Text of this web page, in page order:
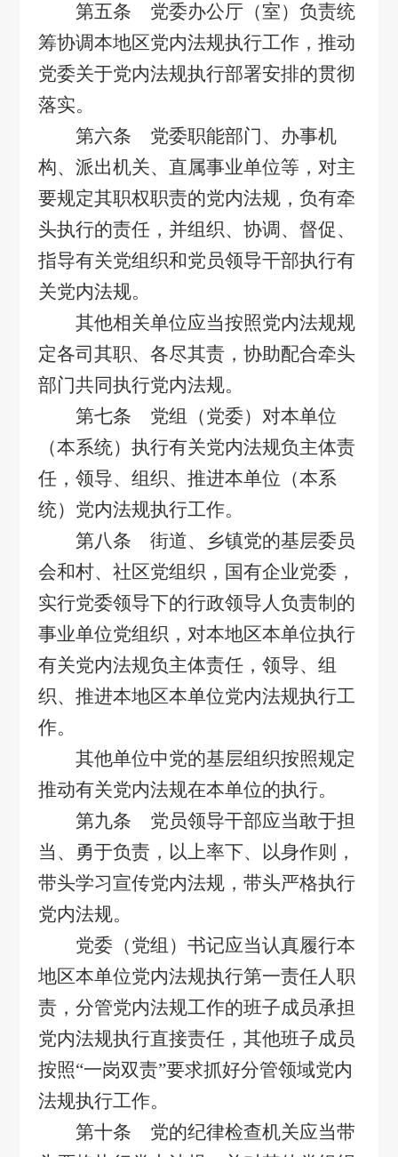
第五条 党委办公厅（室）负责统
筹协调本地区党内法规执行工作，推动
党委关于党内法规执行部署安排的贯彻
落实。
第六条 党委职能部门、办事机
构、派出机关、直属事业单位等，对主
要规定其职权职责的党内法规，负有牵
头执行的责任，并组织、协调、督促、
指导有关党组织和党员领导干部执行有
关党内法规。
其他相关单位应当按照党内法规规
定各司其职、各尽其责，协助配合牵头
部门共同执行党内法规。
第七条 党组（党委）对本单位
（本系统）执行有关党内法规负主体责
任，领导、组织、推进本单位（本系
统）党内法规执行工作。
第八条 街道、乡镇党的基层委员
会和村、社区党组织，国有企业党委，
实行党委领导下的行政领导人负责制的
事业单位党组织，对本地区本单位执行
有关党内法规负主体责任，领导、组
织、推进本地区本单位党内法规执行工
作。
其他单位中党的基层组织按照规定
推动有关党内法规在本单位的执行。
第九条 党员领导干部应当敢于担
当、勇于负责，以上率下、以身作则，
带头学习宣传党内法规，带头严格执行
党内法规。
党委（党组）书记应当认真履行本
地区本单位党内法规执行第一责任人职
责，分管党内法规工作的班子成员承担
党内法规执行直接责任，其他班子成员
按照“一岗双责”要求抓好分管领域党内
法规执行工作。
第十条 党的纪律检查机关应当带